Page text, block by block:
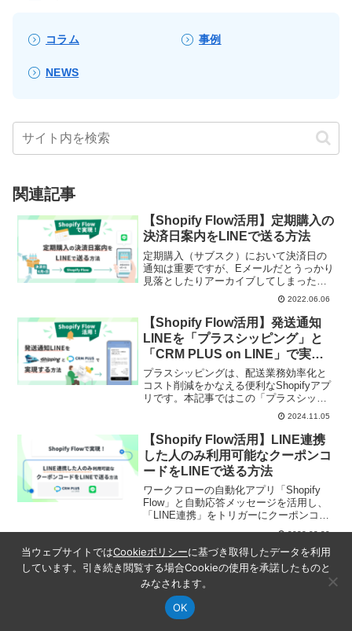
コラム 事例
NEWS
関連記事
【Shopify Flow活用】定期購入の
決済日案内をLINEで送る方法
定期購入（サブスク）において決済日の
通知は重要ですが、Eメールだとうっかり
見落としたりアーカイブしてしまった
り……そんな課題の解決のためにLINE活
用を行っている企業もあります。本記事
では、次回決済日の案内をLINEで送る方
法を紹介します。LINE配信には弊社ソー
シャルPLUSのShopifyアプリ「CRM
PLUS on LINE」、定期購入にはハックル
ベリー社のShopifyアプリ「定期購買」、
ワークフロー自動化には「Shopify
Flow」を利用しています。
2022.06.06
【Shopify Flow活用】発送通知
LINEを「プラスシッピング」と
「CRM PLUS on LINE」で実現
する方法
プラスシッピングは、配送業務効率化と
コスト削減をかなえる便利なShopifyアプ
リです。本記事ではこの「プラスシッピ
ング」と、ワークフローの自動化無料ア
プリ「Shopify Flow」、LINE連携・メッ
セージ配信アプリ「CRM PLUS on
LINE」を使って、LINEで発送通知を配信
する手順を紹介します。実際の画面やサ
ンプルコード付きで分かりやすく解説！
2024.11.05
【Shopify Flow活用】LINE連携
した人のみ利用可能なクーポンコ
ードをLINEで送る方法
ワークフローの自動化アプリ「Shopify
Flow」と自動応答メッセージを活用し、
「LINE連携」をトリガーにクーポンコー
ドを自動送信する方法を解説します。
ポンのメッセージ作成についても紹介し
ます。
2022.03.30
【Shopify Flow活用】LINEとメ
ールを使い分け！LINE連携者に
はLINEで、未連携者にはメール
でメッセージを送る方法
友だち追加やID連携を行っているユーザ
ーとそうでないユーザーがいる中で、
シェア
当ウェブサイトではCookieポリシーに基づき取得したデータを利用
しています。引き続き閲覧する場合Cookieの使用を承諾したものと
みなされます。
OK